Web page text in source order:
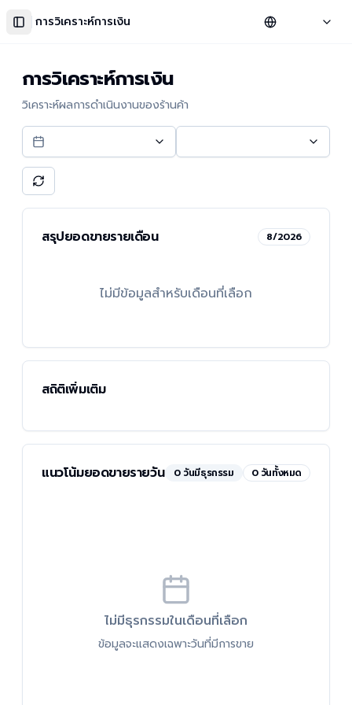
Collapse sidebar
การวิเคราะห์การเงิน
การวิเคราะห์การเงิน
วิเคราะห์ผลการดำเนินงานของร้านค้า
สรุปยอดขายรายเดือน 8/2026
ไม่มีข้อมูลสำหรับเดือนที่เลือก
สถิติเพิ่มเติม
แนวโน้มยอดขายรายวัน 0 วันมีธุรกรรม 0 วันทั้งหมด
ไม่มีธุรกรรมในเดือนที่เลือก
ข้อมูลจะแสดงเฉพาะวันที่มีการขาย